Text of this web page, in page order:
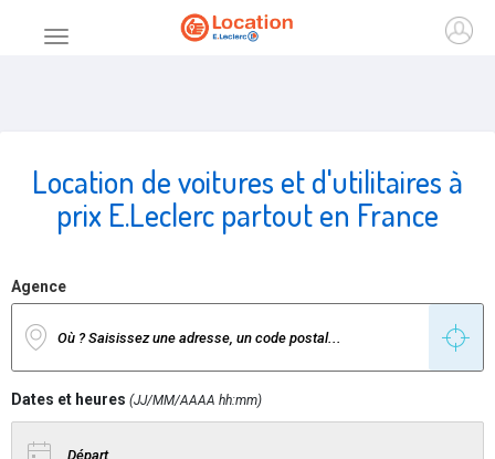
Menu principal
Accueil
Location de voitures et d'utilitaires à
prix E.Leclerc partout en France
Agence
Dates et heures (JJ/MM/AAAA hh:mm)